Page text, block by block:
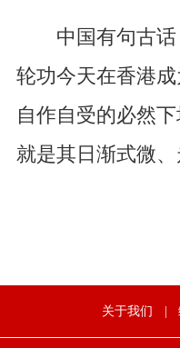
中国有句古话
轮功今天在香港
自作自受的必然
就是其日渐式微、
关于我们 |